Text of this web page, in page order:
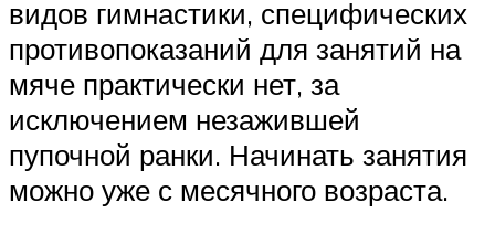
видов гимнастики, специфических
противопоказаний для занятий на
мяче практически нет, за
исключением незажившей
пупочной ранки. Начинать занятия
можно уже с месячного возраста.